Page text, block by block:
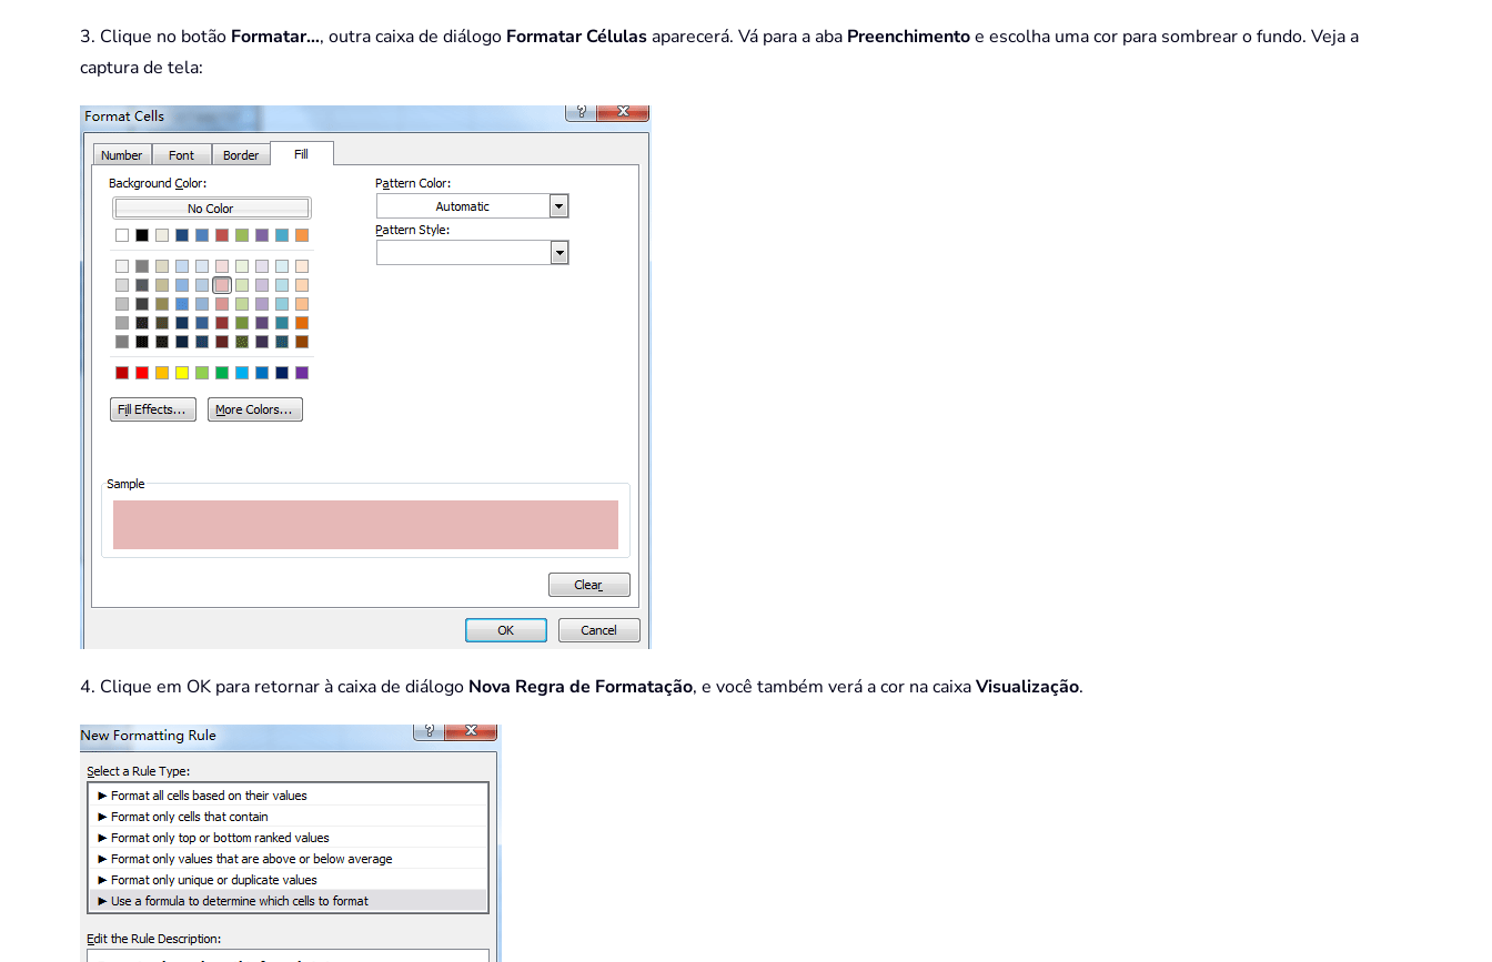
3. Clique no botão Formatar…, outra caixa de diálogo Formatar Célulasaparecerá. Vá para a aba Preenchimentoe escolha uma cor para sombrear o fundo. Veja a
captura de tela:
4. Clique em OK para retornar à caixa de diálogo Nova Regra de Formatação, e você também verá a cor na caixaVisualização.